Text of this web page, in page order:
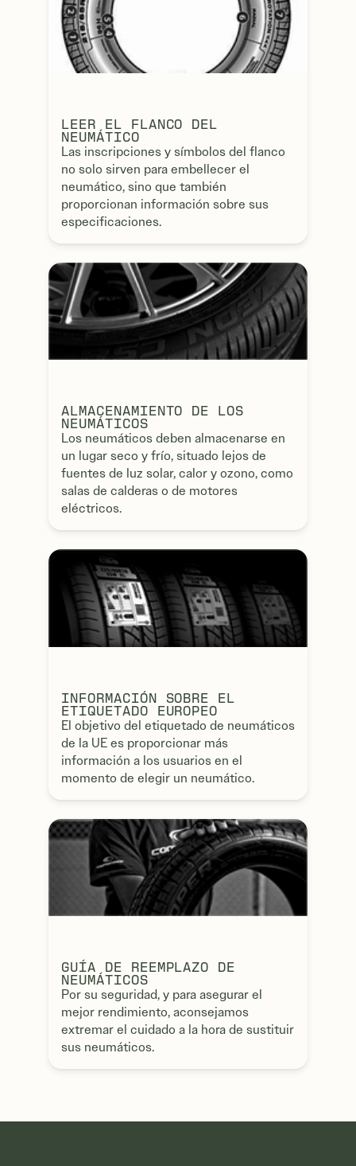
LEER EL FLANCO DEL
NEUMÁTICO
Las inscripciones y símbolos del flanco
no solo sirven para embellecer el
neumático, sino que también
proporcionan información sobre sus
especificaciones.
ALMACENAMIENTO DE LOS
NEUMÁTICOS
Los neumáticos deben almacenarse en
un lugar seco y frío, situado lejos de
fuentes de luz solar, calor y ozono, como
salas de calderas o de motores
eléctricos.
INFORMACIÓN SOBRE EL
ETIQUETADO EUROPEO
El objetivo del etiquetado de neumáticos
de la UE es proporcionar más
información a los usuarios en el
momento de elegir un neumático.
GUÍA DE REEMPLAZO DE
NEUMÁTICOS
Por su seguridad, y para asegurar el
mejor rendimiento, aconsejamos
extremar el cuidado a la hora de sustituir
sus neumáticos.